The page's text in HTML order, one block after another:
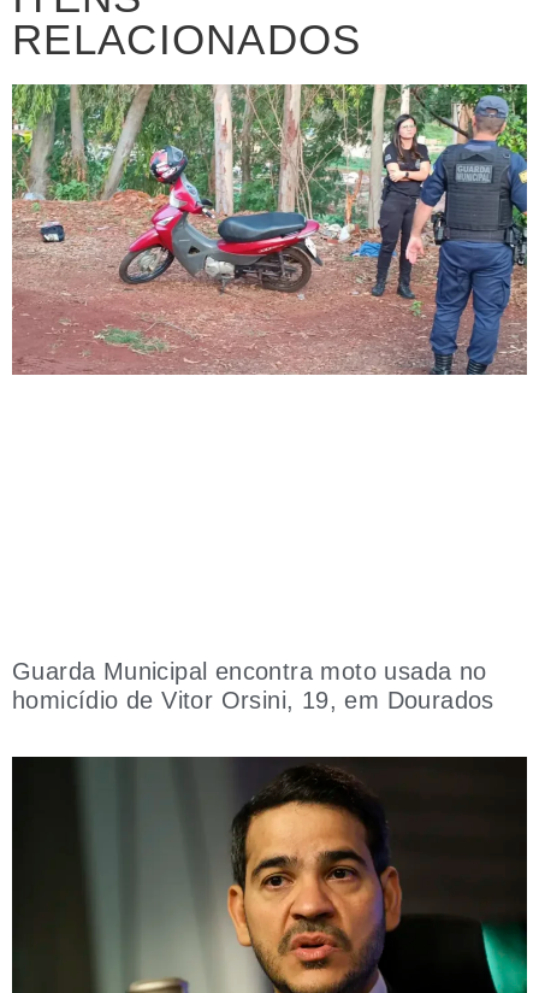
RELACIONADOS
Guarda Municipal encontra moto usada no
homicídio de Vitor Orsini, 19, em Dourados